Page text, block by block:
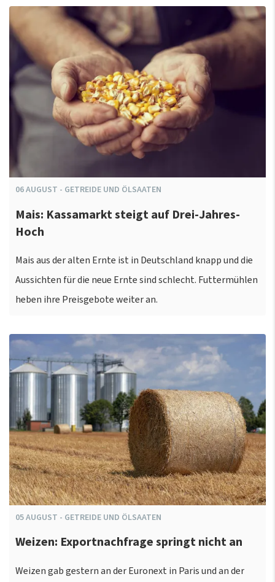
06AUGUST - GETREIDE UND ÖLSAATEN
Mais: Kassamarkt steigt auf Drei-Jahres-
Hoch
Mais aus der alten Ernte ist in Deutschland knapp und die
Aussichten für die neue Ernte sind schlecht. Futtermühlen
heben ihre Preisgebote weiter an.
05AUGUST - GETREIDE UND ÖLSAATEN
Weizen: Exportnachfrage springt nicht an
Weizen gab gestern an der Euronext in Paris und an der